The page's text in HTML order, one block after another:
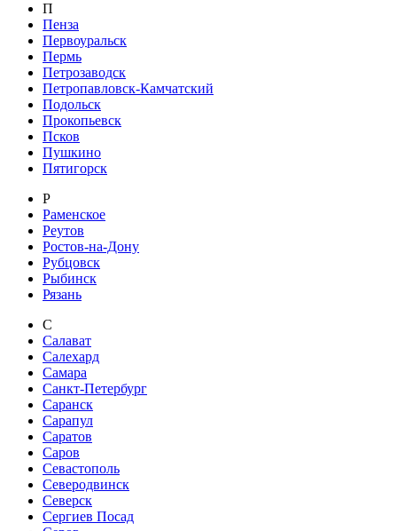
П
Пенза
Первоуральск
Пермь
Петрозаводск
Петропавловск-Камчатский
Подольск
Прокопьевск
Псков
Пушкино
Пятигорск
Р
Раменское
Реутов
Ростов-на-Дону
Рубцовск
Рыбинск
Рязань
С
Салават
Салехард
Самара
Санкт-Петербург
Саранск
Сарапул
Саратов
Саров
Севастополь
Северодвинск
Северск
Сергиев Посад